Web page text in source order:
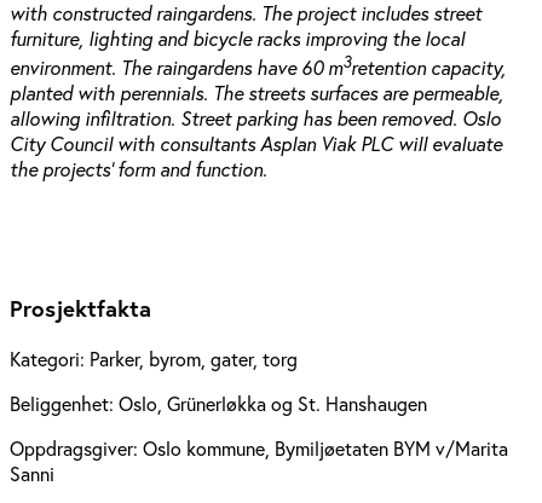
with constructed raingardens. The project includes street
furniture, lighting and bicycle racks improving the local
environment. The raingardens have 60 m3retention capacity,
planted with perennials. The streets surfaces are permeable,
allowing infiltration. Street parking has been removed. Oslo
City Council with consultants Asplan Viak PLC will evaluate
the projects’ form and function.
Prosjektfakta
Kategori: Parker, byrom, gater, torg
Beliggenhet: Oslo, Grünerløkka og St. Hanshaugen
Oppdragsgiver: Oslo kommune, Bymiljøetaten BYM v/Marita
Sanni